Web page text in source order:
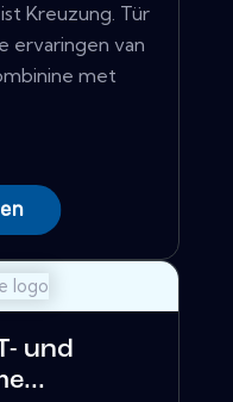
ist Kreuzung. Tür
ervaringen van
met
und